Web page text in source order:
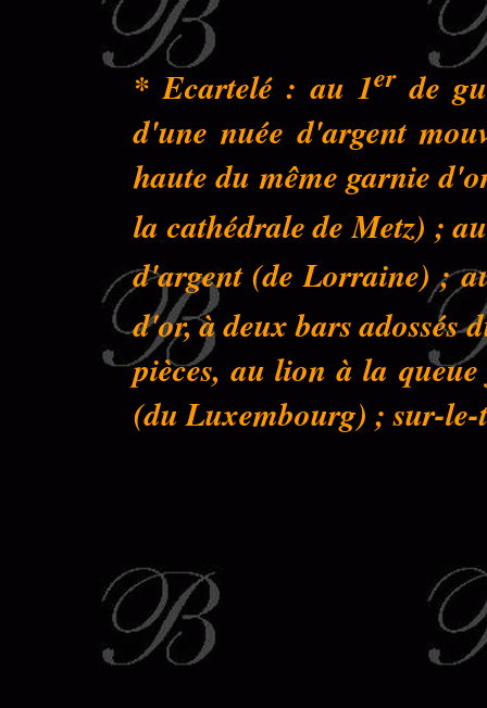
* Ecartelé : au 1erde
d'une nuée d'argent
haute du même garnie
la cathédrale de Metz) ;
d'argent (de Lorraine) ;
d'or, à deux bars adossés
pièces, au lion à la
(du Luxembourg) ; sur-le-